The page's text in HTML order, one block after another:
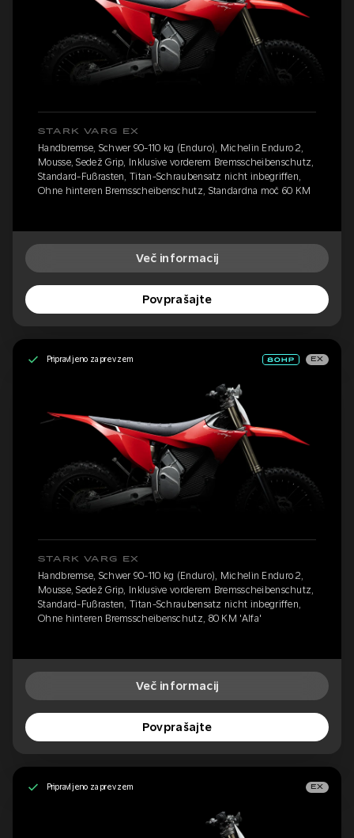
STARK VARG EX
Handbremse, Schwer 90-110 kg (Enduro), Michelin Enduro 2,
Mousse, Sedež Grip, Inklusive vorderem Bremsscheibenschutz,
Standard-Fußrasten, Titan-Schraubensatz nicht inbegriffen,
Ohne hinteren Bremsscheibenschutz, Standardna moč 60 KM
Več informacij
Povprašajte
Pripravljeno za prevzem EX
STARK VARG EX
Handbremse, Schwer 90-110 kg (Enduro), Michelin Enduro 2,
Mousse, Sedež Grip, Inklusive vorderem Bremsscheibenschutz,
Standard-Fußrasten, Titan-Schraubensatz nicht inbegriffen,
Ohne hinteren Bremsscheibenschutz, 80 KM 'Alfa'
Več informacij
Povprašajte
Pripravljeno za prevzem EX